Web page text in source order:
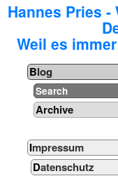
Hannes Pries -
Weil es
Blog
Search
Archive
Impressum
Datenschutz